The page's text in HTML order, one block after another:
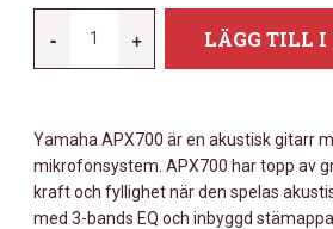
-
APX700II
MÄNGD
+ LÄGG TILL I
Yamaha APX700 är en akustisk gitarr
mikrofonsystem. APX700 har topp av
kraft och fyllighet när den spelas
med 3-bands EQ och inbyggd